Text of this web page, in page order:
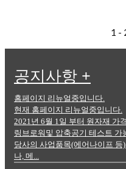
1 -
공지사항 +
홈페이지 리뉴얼중입니다.
현재 홈페이지 리뉴얼중입니다.
2021년 6월 1일 부터 원자재 가
링브로워및 압축공기 테스트 가
당사의 사업품목(에어나이프
나, 메...